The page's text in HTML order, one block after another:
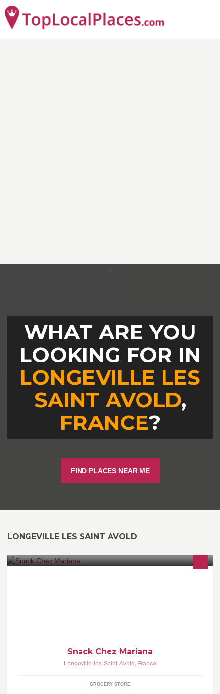
WHAT ARE YOU
LOOKING FOR IN
LONGEVILLE LES
SAINT AVOLD,
FRANCE?
FIND PLACES NEAR ME
LONGEVILLE LES SAINT AVOLD
Snack Chez Mariana
Longeville-lès-Saint-Avold , France
GROCERY STORE